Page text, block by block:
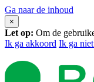
Ga naar de inhoud
×
Let op: Om de
Ik ga akkoord Ik ga